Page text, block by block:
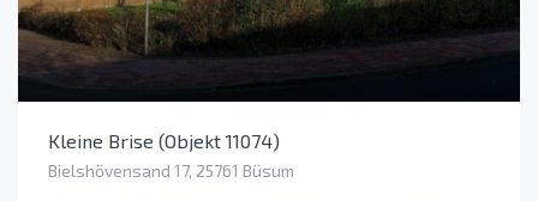
Kleine Brise (Objekt 11074)
Bielshövensand 17, 25761 Büsum